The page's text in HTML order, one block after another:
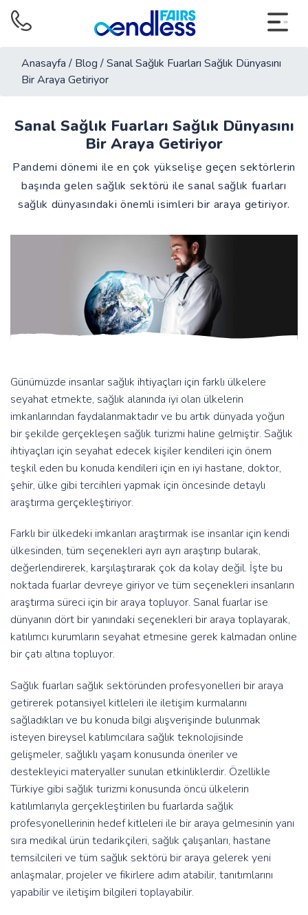
Anasayfa / Blog /Sanal Sağlık Fuarları Sağlık Dünyasını
Bir Araya Getiriyor
Sanal Sağlık Fuarları Sağlık Dünyasını
Bir Araya Getiriyor
Pandemi dönemi ile en çok yükselişe geçen sektörlerin
başında gelen sağlık sektörü ile sanal sağlık fuarları
sağlık dünyasındaki önemli isimleri bir araya getiriyor.
Günümüzde insanlar sağlık ihtiyaçları için farklı ülkelere
seyahat etmekte, sağlık alanında iyi olan ülkelerin
imkanlarından faydalanmaktadır ve bu artık dünyada yoğun
bir şekilde gerçekleşen sağlık turizmi haline gelmiştir. Sağlık
ihtiyaçları için seyahat edecek kişiler kendileri için önem
teşkil eden bu konuda kendileri için en iyi hastane, doktor,
şehir, ülke gibi tercihleri yapmak için öncesinde detaylı
araştırma gerçekleştiriyor.
Farklı bir ülkedeki imkanları araştırmak ise insanlar için kendi
ülkesinden, tüm seçenekleri ayrı ayrı araştırıp bularak,
değerlendirerek, karşılaştırarak çok da kolay değil. İşte bu
noktada fuarlar devreye giriyor ve tüm seçenekleri insanların
araştırma süreci için bir araya topluyor. Sanal fuarlar ise
dünyanın dört bir yanındaki seçenekleri bir araya toplayarak,
katılımcı kurumların seyahat etmesine gerek kalmadan online
bir çatı altına topluyor.
Sağlık fuarları sağlık sektöründen profesyonelleri bir araya
getirerek potansiyel kitleleri ile iletişim kurmalarını
sağladıkları ve bu konuda bilgi alışverişinde bulunmak
isteyen bireysel katılımcılara sağlık teknolojisinde
gelişmeler, sağlıklı yaşam konusunda öneriler ve
destekleyici materyaller sunulan etkinliklerdir. Özellikle
Türkiye gibi sağlık turizmi konusunda öncü ülkelerin
katılımlarıyla gerçekleştirilen bu fuarlarda sağlık
profesyonellerinin hedef kitleleri ile bir araya gelmesinin yanı
sıra medikal ürün tedarikçileri, sağlık çalışanları, hastane
temsilcileri ve tüm sağlık sektörü bir araya gelerek yeni
anlaşmalar, projeler ve fikirlere adım atabilir, tanıtımlarını
yapabilir ve iletişim bilgileri toplayabilir.